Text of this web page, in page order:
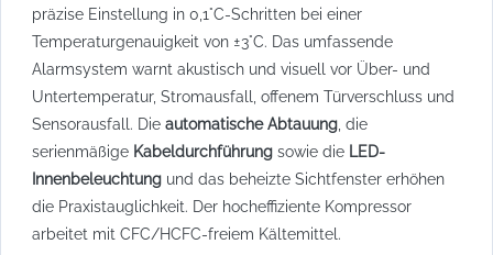
präzise Einstellung in 0,1°C-Schritten bei einer
Temperaturgenauigkeit von ±3°C. Das umfassende
Alarmsystem warnt akustisch und visuell vor Über- und
Untertemperatur, Stromausfall, offenem Türverschluss und
Sensorausfall. Die automatische Abtauung , die
serienmäßige Kabeldurchführung sowie die LED-
Innenbeleuchtung und das beheizte Sichtfenster erhöhen
die Praxistauglichkeit. Der hocheffiziente Kompressor
arbeitet mit CFC/HCFC-freiem Kältemittel.